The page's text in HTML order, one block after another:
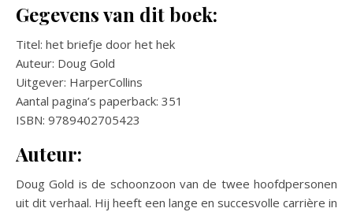
Gegevens van dit boek:
Titel: het briefje door het hek
Auteur: Doug Gold
Uitgever: HarperCollins
Aantal pagina’s paperback: 351
ISBN: 9789402705423
Auteur:
Doug Gold is de schoonzoon van de twee hoofdpersonen
uit dit verhaal. Hij heeft een lange en succesvolle carrière in